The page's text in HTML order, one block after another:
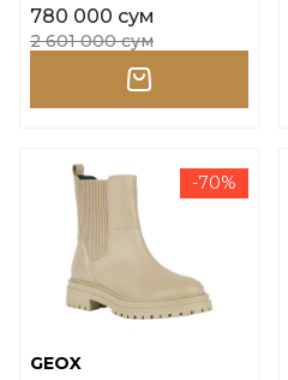
780 000 сум
2 601 000 сум
-70%
GEOX